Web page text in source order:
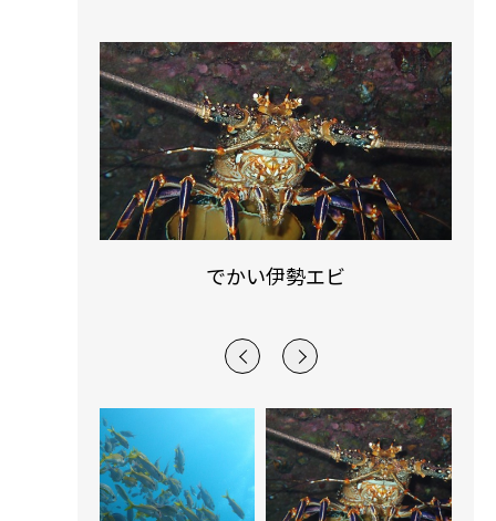
大きいマグロ〜